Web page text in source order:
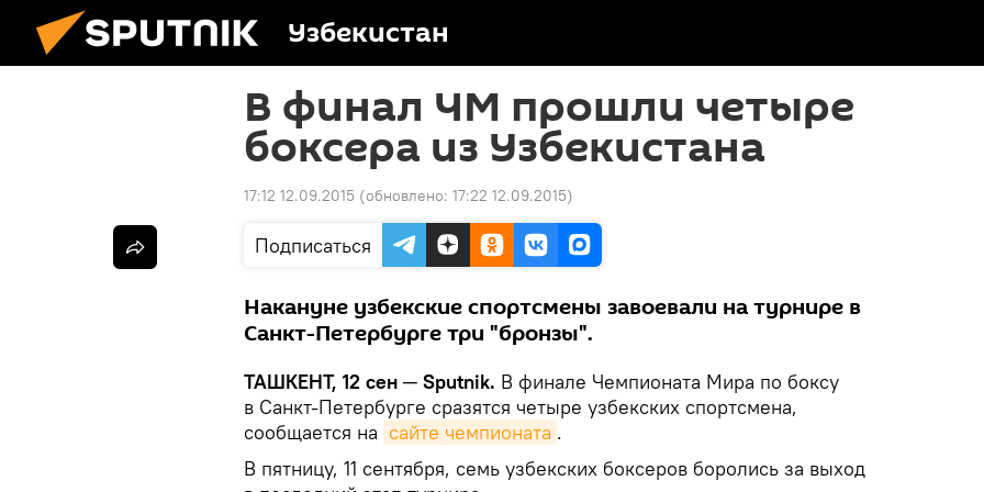
Узбекистан
В финал ЧМ прошли четыре
боксера из Узбекистана
17:12 12.09.2015 (обновлено: 17:22 12.09.2015)
Подписаться
Накануне узбекские спортсмены завоевали на турнире в
Санкт-Петербурге три "бронзы".
ТАШКЕНТ, 12 сен ─ Sputnik. В финале Чемпионата Мира по боксу
в Санкт-Петербурге сразятся четыре узбекских спортсмена,
сообщается на сайте чемпионата .
В пятницу, 11 сентября, семь узбекских боксеров боролись за выход